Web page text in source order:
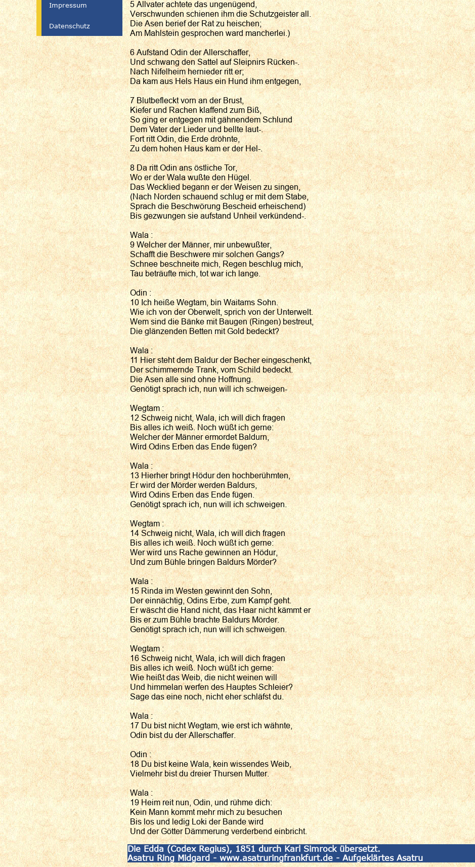
5 Allvater achtete das ungenügend,
Verschwunden schienen ihm die Schutzgeister all.
Die Asen berief der Rat zu heischen;
Am Mahlstein gesprochen ward mancherlei.)
6 Aufstand Odin der Allerschaffer,
Und schwang den Sattel auf Sleipnirs Rücken-.
Nach Nifelheim hernieder ritt er;
Da kam aus Hels Haus ein Hund ihm entgegen,
7 Blutbefleckt vorn an der Brust,
Kiefer und Rachen klaffend zum Biß,
So ging er entgegen mit gähnendem Schlund
Dem Vater der Lieder und bellte laut-.
Fort ritt Odin, die Erde dröhnte,
Zu dem hohen Haus kam er der Hel-.
8 Da ritt Odin ans östliche Tor,
Wo er der Wala wußte den Hügel.
Das Wecklied begann er der Weisen zu singen,
(Nach Norden schauend schlug er mit dem Stabe,
Sprach die Beschwörung Bescheid erheischend)
Bis gezwungen sie aufstand Unheil verkündend-.
Wala :
9 Welcher der Männer, mir unbewußter,
Schafft die Beschwere mir solchen Gangs?
Schnee beschneite mich, Regen beschlug mich,
Tau beträufte mich, tot war ich lange.
Odin :
10 Ich heiße Wegtam, bin Waitams Sohn.
Wie ich von der Oberwelt, sprich von der Unterwelt.
Wem sind die Bänke mit Baugen (Ringen) bestreut,
Die glänzenden Betten mit Gold bedeckt?
Wala :
11 Hier steht dem Baldur der Becher eingeschenkt,
Der schimmernde Trank, vom Schild bedeckt.
Die Asen alle sind ohne Hoffnung.
Genötigt sprach ich, nun will ich schweigen-
Wegtam :
12 Schweig nicht, Wala, ich will dich fragen
Bis alles ich weiß. Noch wüßt ich gerne:
Welcher der Männer ermordet Baldurn,
Wird Odins Erben das Ende fügen?
Wala :
13 Hierher bringt Hödur den hochberühmten,
Er wird der Mörder werden Baldurs,
Wird Odins Erben das Ende fügen.
Genötigt sprach ich, nun will ich schweigen.
Wegtam :
14 Schweig nicht, Wala, ich will dich fragen
Bis alles ich weiß. Noch wüßt ich gerne:
Wer wird uns Rache gewinnen an Hödur,
Und zum Bühle bringen Baldurs Mörder?
Wala :
15 Rinda im Westen gewinnt den Sohn,
Der einnächtig, Odins Erbe, zum Kampf geht.
Er wäscht die Hand nicht, das Haar nicht kämmt er
Bis er zum Bühle brachte Baldurs Mörder.
Genötigt sprach ich, nun will ich schweigen.
Wegtam :
16 Schweig nicht, Wala, ich will dich fragen
Bis alles ich weiß. Noch wüßt ich gerne:
Wie heißt das Weib, die nicht weinen will
Und himmelan werfen des Hauptes Schleier?
Sage das eine noch, nicht eher schläfst du.
Wala :
17 Du bist nicht Wegtam, wie erst ich wähnte,
Odin bist du der Allerschaffer.
Odin :
18 Du bist keine Wala, kein wissendes Weib,
Vielmehr bist du dreier Thursen Mutter.
Wala :
19 Heim reit nun, Odin, und rühme dich:
Kein Mann kommt mehr mich zu besuchen
Bis los und ledig Loki der Bande wird
Und der Götter Dämmerung verderbend einbricht.
Die Edda (Codex Regius), 1851 durch Karl Simrock übersetzt.
Asatru Ring Midgard - www.asatruringfrankfurt.de - Aufgeklärtes Asatru
Impressum
Datenschutz